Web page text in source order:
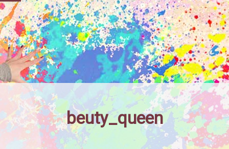
beuty_queen